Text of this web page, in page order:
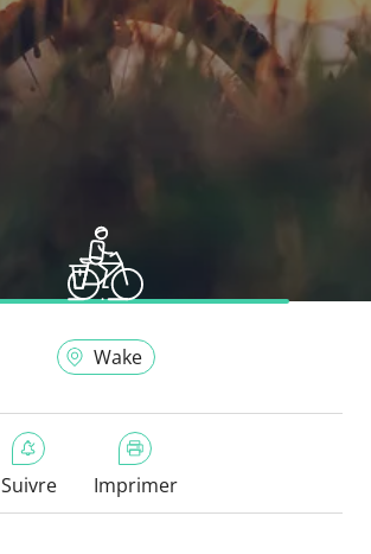
Wake
Suivre Imprimer